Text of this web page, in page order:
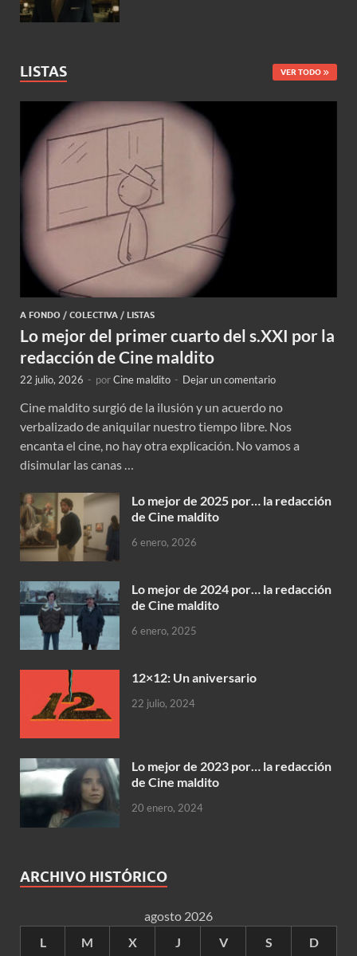
LISTAS VER TODO
A FONDO / COLECTIVA / LISTAS
Lo mejor del primer cuarto del s.XXI por la
redacción de Cine maldito
22 julio, 2026 - porCine maldito - Dejar un comentario
Cine maldito surgió de la ilusión y un acuerdo no
verbalizado de aniquilar nuestro tiempo libre. Nos
encanta el cine, no hay otra explicación. No vamos a
disimular las canas …
Lo mejor de 2025 por… la redacción
de Cine maldito
6 enero, 2026
Lo mejor de 2024 por… la redacción
de Cine maldito
6 enero, 2025
12×12: Un aniversario
22 julio, 2024
Lo mejor de 2023 por… la redacción
de Cine maldito
20 enero, 2024
ARCHIVO HISTÓRICO
agosto 2026
L
M X J V S D